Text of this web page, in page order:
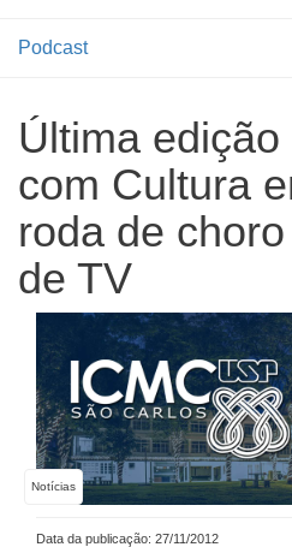
Podcast
Última
com Cultura
roda de
de TV
Notícias
Data da publicação: 27/11/2012